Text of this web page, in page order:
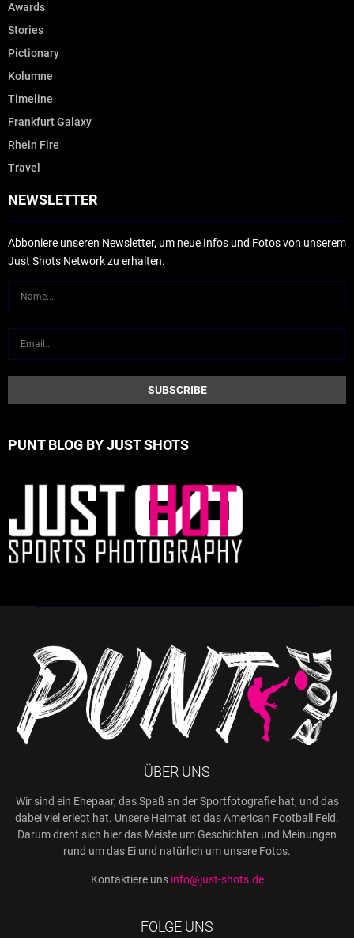
Awards
Stories
Pictionary
Kolumne
Timeline
Frankfurt Galaxy
Rhein Fire
Travel
NEWSLETTER
Abboniere unseren Newsletter, um neue Infos und Fotos von unserem
Just Shots Network zu erhalten.
PUNT BLOG BY JUST SHOTS
ÜBER UNS
Wir sind ein Ehepaar, das Spaß an der Sportfotografie hat, und das
dabei viel erlebt hat. Unsere Heimat ist das American Football Feld.
Darum dreht sich hier das Meiste um Geschichten und Meinungen
rund um das Ei und natürlich um unsere Fotos.
Kontaktiere uns info@just-shots.de
FOLGE UNS